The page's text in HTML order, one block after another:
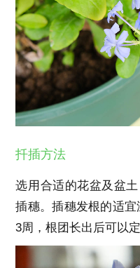
扦插方法
选用合适的花盆及盆
插穗。插穗发根的适
3周，根团长出后可以